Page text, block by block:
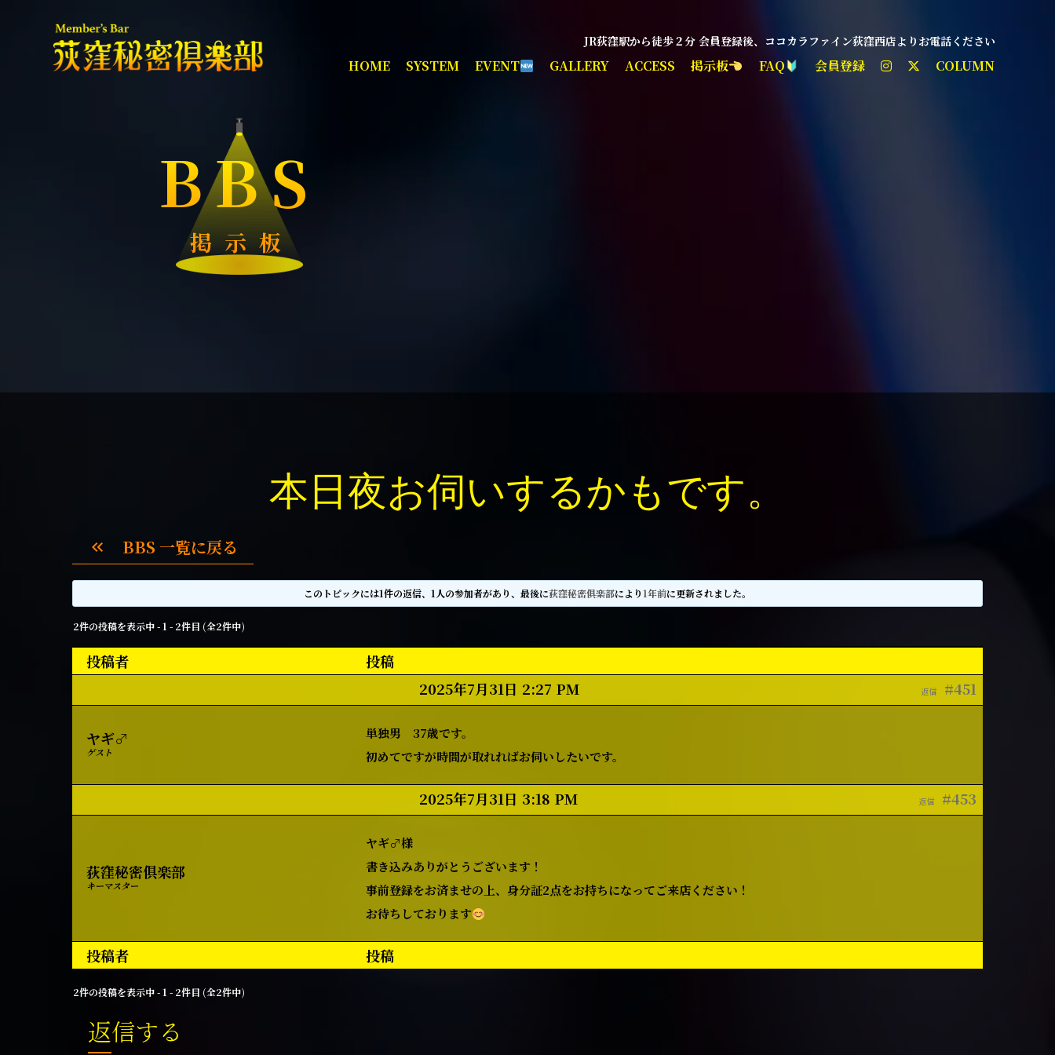
JR荻窪駅から徒歩２分 会員登録後、ココカラファイン荻窪西店よりお電話ください
HOME SYSTEM EVENT GALLERY ACCESS 掲示板 FAQ 会員登録 COLUMN
BBS
掲示板
本日夜お伺いするかもです。
keyboard_double_arrow_left BBS 一覧に戻る
このトピックには1件の返信、1人の参加者があり、最後に荻窪秘密俱楽部により1年前に更新されました。
2件の投稿を表示中 - 1 - 2件目 (全2件中)
投稿者
投稿
2025年7月31日 2:27 PM
#451
返信
ヤギ♂
ゲスト
単独男 37歳です。
初めてですが時間が取れればお伺いしたいです。
2025年7月31日 3:18 PM #453
返信
荻窪秘密俱楽部
キーマスター
ヤギ♂様
書き込みありがとうございます！
事前登録をお済ませの上、身分証2点をお持ちになってご来店ください！
お待ちしております
投稿者 投稿
2件の投稿を表示中 - 1 - 2件目 (全2件中)
返信する